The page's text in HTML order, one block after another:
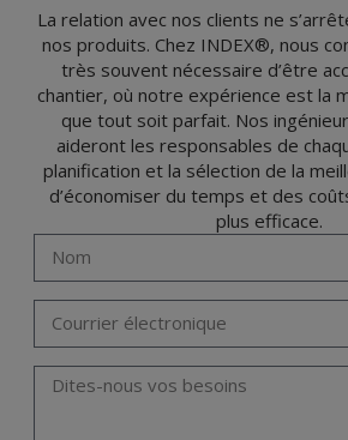
votre pièce d’identité, à P.I. La Portalada II | c/ Segador
Rioja).
La relation avec nos clients ne
nos produits. Chez INDEX®, nous
très souvent nécessaire d’être
chantier, où notre expérience est la
que tout soit parfait. Nos
aideront les responsables de
planification et la sélection de la
d’économiser du temps et des
plus efficace.